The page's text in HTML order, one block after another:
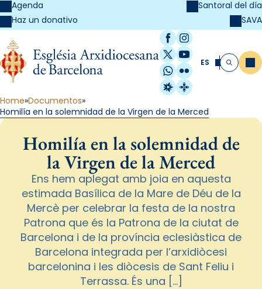
Agenda
Haz un donativo
Santoral del día
SAVA
Facebook
Instagram
X / Twitter
YouTube
WhatsApp
Flickr
Radio Estel
Catalunya
ES Buscar
Home Documentos
Homilía en la solemnidad de la Virgen de la Merced
Homilía en la solemnidad de
la Virgen de la Merced
Ens hem aplegat amb joia en aquesta
estimada Basílica de la Mare de Déu de la
Mercè per celebrar la festa de la nostra
Patrona que és la Patrona de la ciutat de
Barcelona i de la província eclesiàstica de
Barcelona integrada per l’arxidiòcesi
barcelonina i les diòcesis de Sant Feliu i
Terrassa. És una […]